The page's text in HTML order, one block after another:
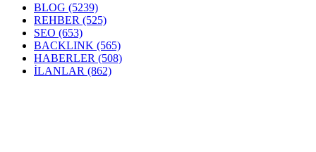
BLOG (5239)
REHBER (525)
SEO (653)
BACKLINK (565)
HABERLER (508)
İLANLAR (862)